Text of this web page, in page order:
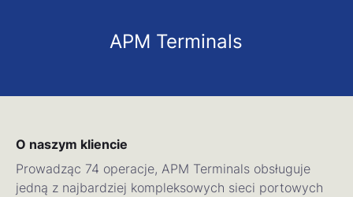
APM Terminals
O naszym kliencie
Prowadząc 74 operacje, APM Terminals obsługuje
jedną z najbardziej kompleksowych sieci portowych